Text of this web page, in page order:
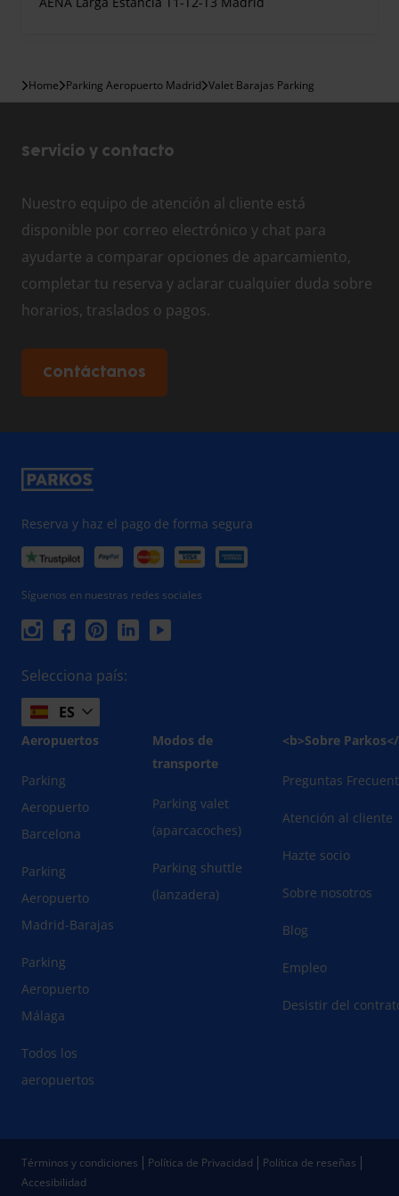
Home Parking Aeropuerto Madrid Valet Barajas Parking
Servicio y contacto
Nuestro equipo de atención al cliente está
disponible por correo electrónico y chat para
ayudarte a comparar opciones de aparcamiento,
completar tu reserva y aclarar cualquier duda sobre
horarios, traslados o pagos.
Contáctanos
Reserva y haz el pago de forma segura
Síguenos en nuestras redes sociales
Selecciona país:
ES
Aeropuertos
Parking
Aeropuerto
Barcelona
Parking
Aeropuerto
Madrid-Barajas
Parking
Aeropuerto
Málaga
Todos los
aeropuertos
Modos de
transporte
Parking valet
(aparcacoches)
Parking shuttle
(lanzadera)
<b>Sobre
Preguntas
Atención al cliente
Hazte socio
Sobre nosotros
Blog
Empleo
Desistir del
Términos y condiciones Política de Privacidad
Política de reseñas
Accesibilidad